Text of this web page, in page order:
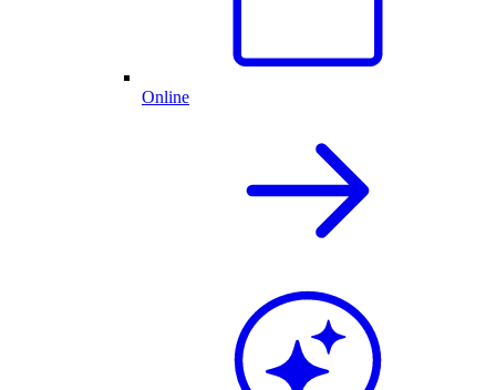
Online